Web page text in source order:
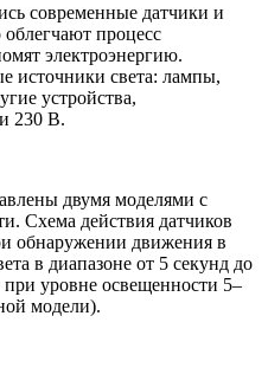
современные датчики и
облегчают процесс
электроэнергию.
источники света: лампы,
устройства,
230 В.
двумя моделями с
Схема действия датчиков
обнаружении движения в
в диапазоне от 5 секунд до
уровне освещенности 5–
модели).